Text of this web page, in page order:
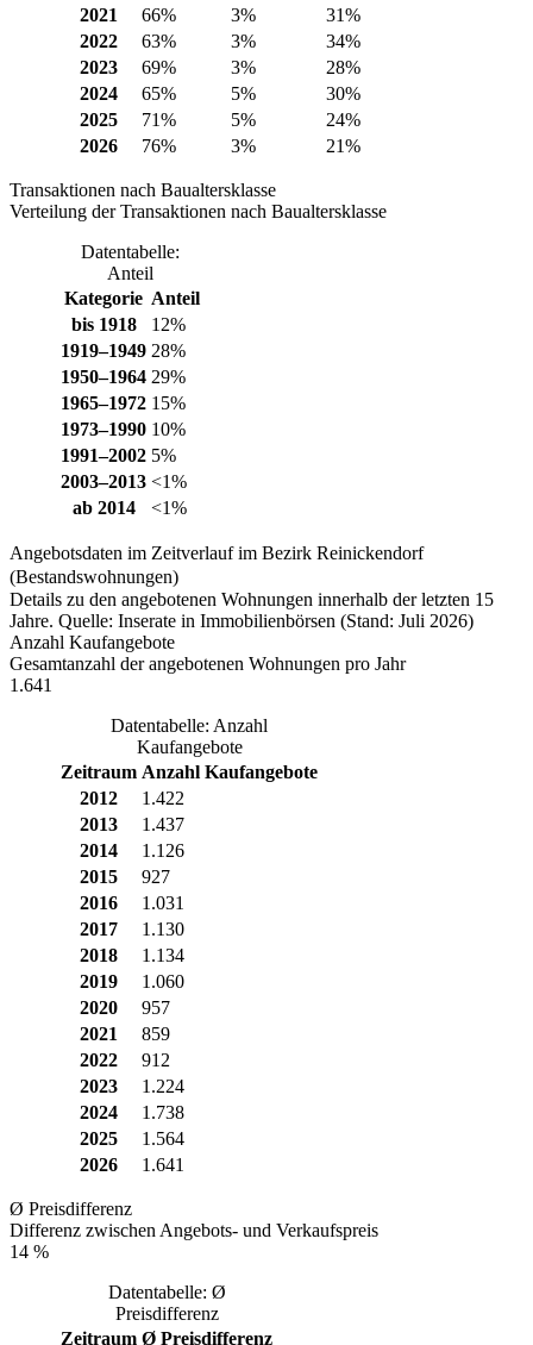
2021
66% 3%
31%
2022
63% 3%
34%
2023
69% 3%
28%
2024
65% 5%
30%
2025
71% 5%
24%
2026
76% 3% 21%
Transaktionen nach Baualtersklasse
Verteilung der Transaktionen nach Baualtersklasse
Datentabelle:
Anteil
Kategorie Anteil
bis 1918
12%
1919–1949 28%
1950–1964 29%
1965–1972 15%
1973–1990 10%
1991–2002 5%
2003–2013 <1%
ab 2014
<1%
Angebotsdaten im Zeitverlauf im Bezirk Reinickendorf
(Bestandswohnungen)
Details zu den angebotenen Wohnungen innerhalb der letzten 15
Jahre. Quelle: Inserate in Immobilienbörsen (Stand: Juli 2026)
Anzahl Kaufangebote
Gesamtanzahl der angebotenen Wohnungen pro Jahr
1.641
Datentabelle: Anzahl
Kaufangebote
Zeitraum Anzahl Kaufangebote
2012
1.422
2013
1.437
2014
1.126
2015
927
2016
1.031
2017
1.130
2018
1.134
2019
1.060
2020
957
2021
859
2022
912
2023
1.224
2024
1.738
2025
1.564
2026
1.641
Ø Preisdifferenz
Differenz zwischen Angebots- und Verkaufspreis
14 %
Datentabelle: Ø
Preisdifferenz
Zeitraum Ø Preisdifferenz